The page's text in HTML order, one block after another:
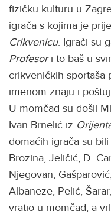
fizičku kulturu u
igrača s kojima je
Crikvenicu. Igrači su
Profesori to baš u
crikveničkih sportaša
imenom znaju i
U momčad su došli
Ivan Brnelić iz
domaćih igrača su
Brozina, Jeličić, D.
Njegovan,
Albaneze, Pelić,
vratio u momčad, a